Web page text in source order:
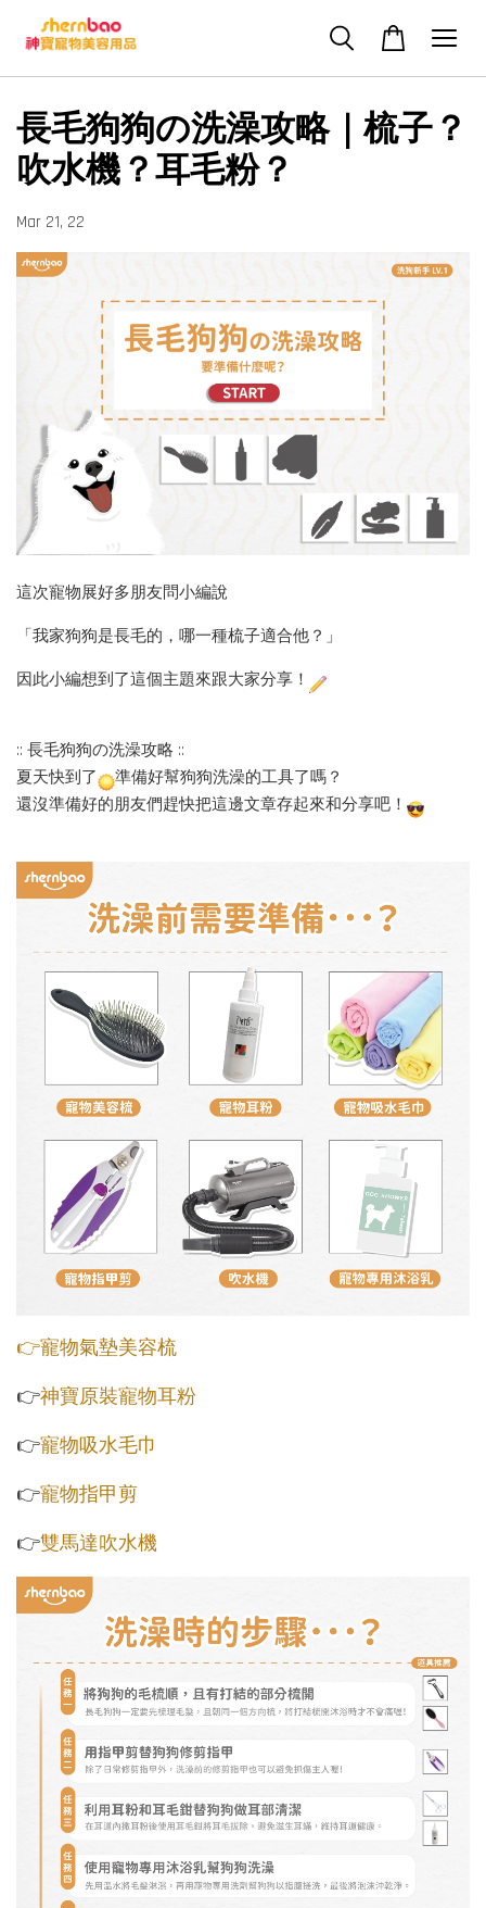
長毛狗狗の洗澡攻略｜梳子？
吹水機？耳毛粉？
Mar 21, 22
這次寵物展好多朋友問小編說
「我家狗狗是長毛的，哪一種梳子適合他？」
因此小編想到了這個主題來跟大家分享！
:: 長毛狗狗の洗澡攻略 ::
夏天快到了
準備好幫狗狗洗澡的工具了嗎？
還沒準備好的朋友們趕快把這邊文章存起來和分享吧！
👉寵物氣墊美容梳
👉神寶原裝寵物耳粉
👉寵物吸水毛巾
👉寵物指甲剪
👉雙馬達吹水機